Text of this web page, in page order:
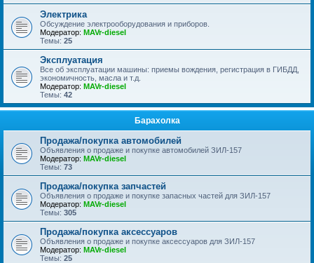
Электрика
Обсуждение электрооборудования и приборов.
Модератор: MAVr-diesel
Темы: 25
Эксплуатация
Все об эксплуатации машины: приемы вождения, регистрация в ГИБДД,
экономичность, масла и т.д.
Модератор: MAVr-diesel
Темы: 42
Барахолка
Продажа/покупка автомобилей
Объявления о продаже и покупке автомобилей ЗИЛ-157
Модератор: MAVr-diesel
Темы: 73
Продажа/покупка запчастей
Объявления о продаже и покупке запасных частей для ЗИЛ-157
Модератор: MAVr-diesel
Темы: 305
Продажа/покупка аксессуаров
Объявления о продаже и покупке аксессуаров для ЗИЛ-157
Модератор: MAVr-diesel
Темы: 25